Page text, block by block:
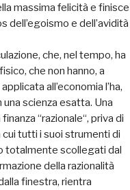
massima felicità e finisce
dell’egoismo e dell’avidità
che, nel tempo, ha
che non hanno, a
all’economia l’ha,
scienza esatta. Una
“razionale“, priva di
tutti i suoi strumenti di
totalmente scollegati dal
della razionalità
finestra, rientra